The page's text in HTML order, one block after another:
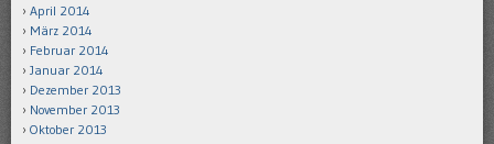
April 2014
März 2014
Februar 2014
Januar 2014
Dezember 2013
November 2013
Oktober 2013